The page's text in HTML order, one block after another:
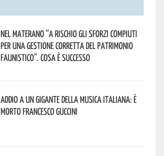
Nel materano “a rischio gli sforzi compiuti
per una gestione corretta del patrimonio
faunistico”. Cosa è successo
Addio a un gigante della musica italiana: è
morto Francesco Guccini